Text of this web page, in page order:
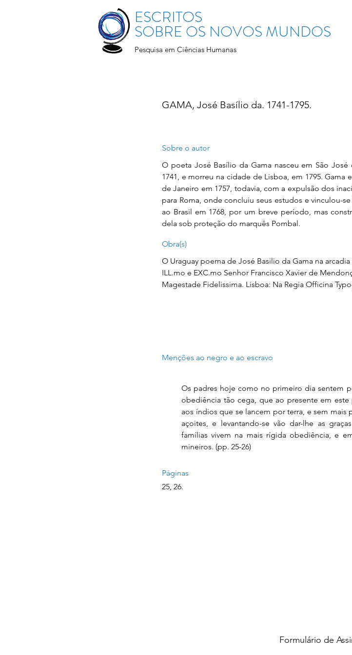
ESCRITOS
SOBRE OS NOVOS MUNDOS
Pesquisa em Ciências Humanas
GAMA, José Basílio da. 1741-1795.
Sobre o autor
O poeta José Basílio da Gama nasceu em São
1741, e morreu na cidade de Lisboa, em 1795.
de Janeiro em 1757, todavia, com a expulsão dos
para Roma, onde concluiu seus estudos e vinculou-
ao Brasil em 1768, por um breve período, mas
dela sob proteção do marquês Pombal.
Obra(s)
O Uraguay poema de José Basilio da Gama na
ILL.mo e EXC.mo Senhor Francisco Xavier de
Magestade Fidelissima. Lisboa: Na Regia Officina
Menções ao negro e ao escravo
Os padres hoje como no primeiro dia sentem
obediência tão cega, que ao presente em
aos índios que se lancem por terra, e sem
açoites, e levantando-se vão dar-lhe as
famílias vivem na mais rígida obediência, e
mineiros. (pp. 25-26)
Páginas
25, 26.
Formulário de